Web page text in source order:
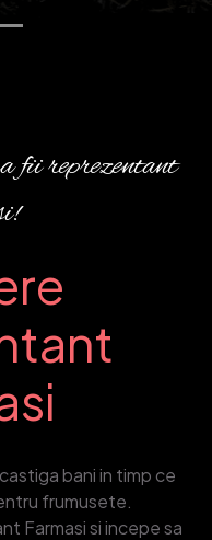
fii reprezentant
bani in timp ce
frumusete.
Farmasi si incepe sa